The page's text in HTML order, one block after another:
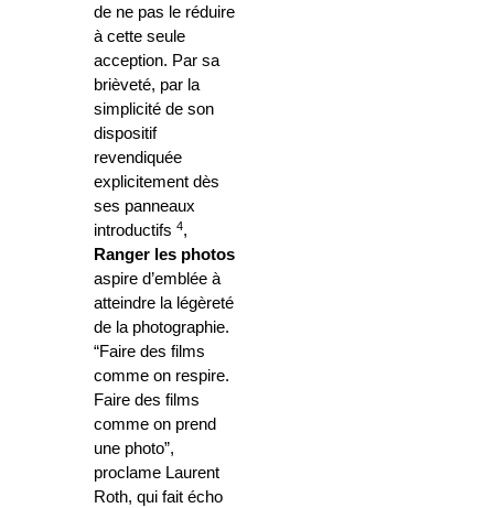
de ne pas le réduire
à cette seule
acception. Par sa
brièveté, par la
simplicité de son
dispositif
revendiquée
explicitement dès
ses panneaux
introductifs 4,
Ranger les photos
aspire d’emblée à
atteindre la légèreté
de la photographie.
“Faire des films
comme on respire.
Faire des films
comme on prend
une photo”,
proclame Laurent
Roth, qui fait écho